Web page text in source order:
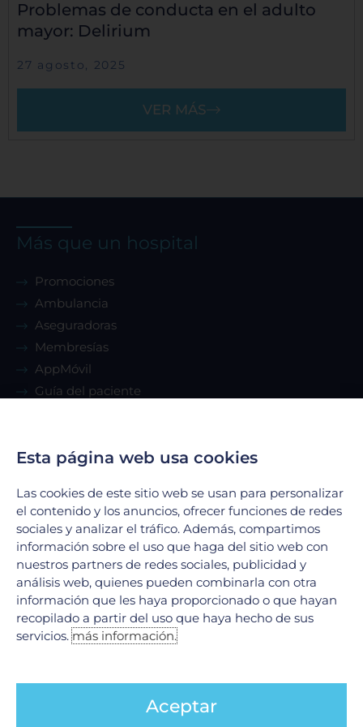
Problemas de conducta en el adulto
mayor: Delirium
27 agosto, 2025
VER MÁS
Más que un hospital
Promociones
Ambulancia
Aseguradoras
Membresías
AppMóvil
Guía del paciente
Servicios
Urgencias
Laboratorio Clínico
Laboratorio de Biología Molecular
Hospitalización
Imagenología
Hemodinamia
Ver todos
Esta página web usa cookies
Las cookies de este sitio web se usan para personalizar
el contenido y los anuncios, ofrecer funciones de redes
sociales y analizar el tráfico. Además, compartimos
información sobre el uso que haga del sitio web con
nuestros partners de redes sociales, publicidad y
análisis web, quienes pueden combinarla con otra
información que les haya proporcionado o que hayan
recopilado a partir del uso que haya hecho de sus
servicios.más información.
Aceptar